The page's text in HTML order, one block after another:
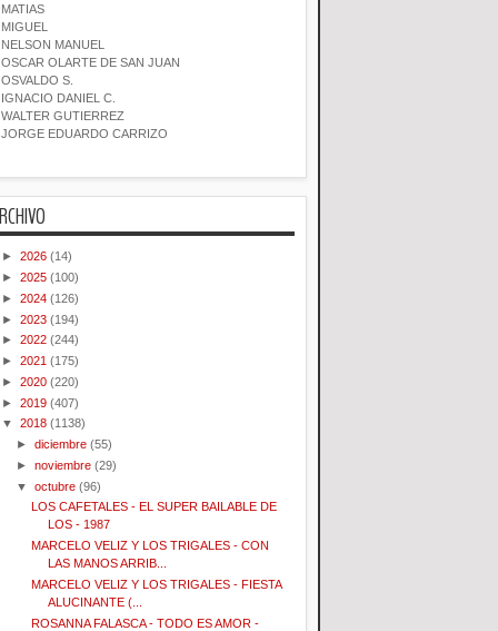
MATIAS
MIGUEL
NELSON MANUEL
OSCAR OLARTE DE SAN JUAN
OSVALDO S.
IGNACIO DANIEL C.
WALTER GUTIERREZ
JORGE EDUARDO CARRIZO
► 2026 (14)
► 2025 (100)
► 2024 (126)
► 2023 (194)
► 2022 (244)
► 2021 (175)
► 2020 (220)
► 2019 (407)
▼ 2018 (1138)
►diciembre (55)
►noviembre (29)
▼octubre (96)
LOS CAFETALES - EL SUPER BAILABLE DE
LOS - 1987
MARCELO VELIZ Y LOS TRIGALES - CON
LAS MANOS ARRIB...
MARCELO VELIZ Y LOS TRIGALES - FIESTA
ALUCINANTE (...
ROSANNA FALASCA - TODO ES AMOR -